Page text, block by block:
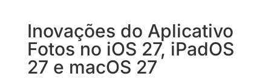
Inovações do Aplicativo
Fotos no iOS 27, iPadOS
27 e macOS 27